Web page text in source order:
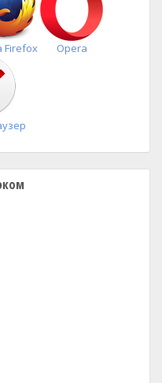
Firefox Opera